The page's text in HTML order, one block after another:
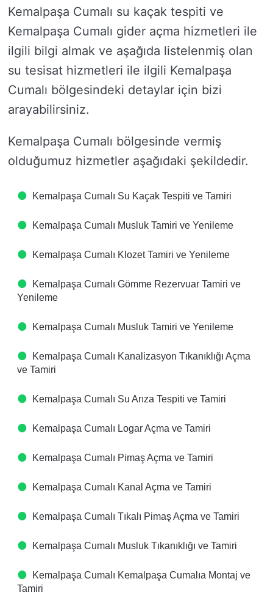
Kemalpaşa Cumalı su kaçak tespiti ve
Kemalpaşa Cumalı gider açma hizmetleri ile
ilgili bilgi almak ve aşağıda listelenmiş olan
su tesisat hizmetleri ile ilgili Kemalpaşa
Cumalı bölgesindeki detaylar için bizi
arayabilirsiniz.
Kemalpaşa Cumalı bölgesinde vermiş
olduğumuz hizmetler aşağıdaki şekildedir.
Kemalpaşa Cumalı Su Kaçak Tespiti ve Tamiri
Kemalpaşa Cumalı Musluk Tamiri ve Yenileme
Kemalpaşa Cumalı Klozet Tamiri ve Yenileme
Kemalpaşa Cumalı Gömme Rezervuar Tamiri ve
Yenileme
Kemalpaşa Cumalı Musluk Tamiri ve Yenileme
Kemalpaşa Cumalı Kanalizasyon Tıkanıklığı Açma
ve Tamiri
Kemalpaşa Cumalı Su Arıza Tespiti ve Tamiri
Kemalpaşa Cumalı Logar Açma ve Tamiri
Kemalpaşa Cumalı Pimaş Açma ve Tamiri
Kemalpaşa Cumalı Kanal Açma ve Tamiri
Kemalpaşa Cumalı Tıkalı Pimaş Açma ve Tamiri
Kemalpaşa Cumalı Musluk Tıkanıklığı ve Tamiri
Kemalpaşa Cumalı Kemalpaşa Cumalıa Montaj ve
Tamiri